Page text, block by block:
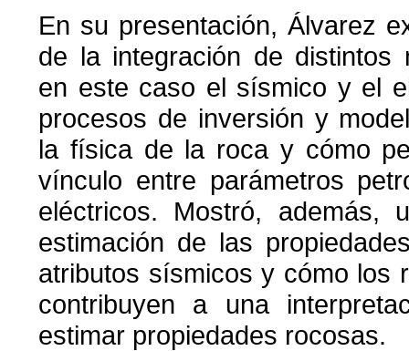
En su presentación, Álvarez
de la integración de distintos
en este caso el sísmico y el
procesos de inversión y
la física de la roca y cómo
vínculo entre parámetros
eléctricos. Mostró, además,
estimación de las
atributos sísmicos y cómo los
contribuyen a una
estimar propiedades rocosas.